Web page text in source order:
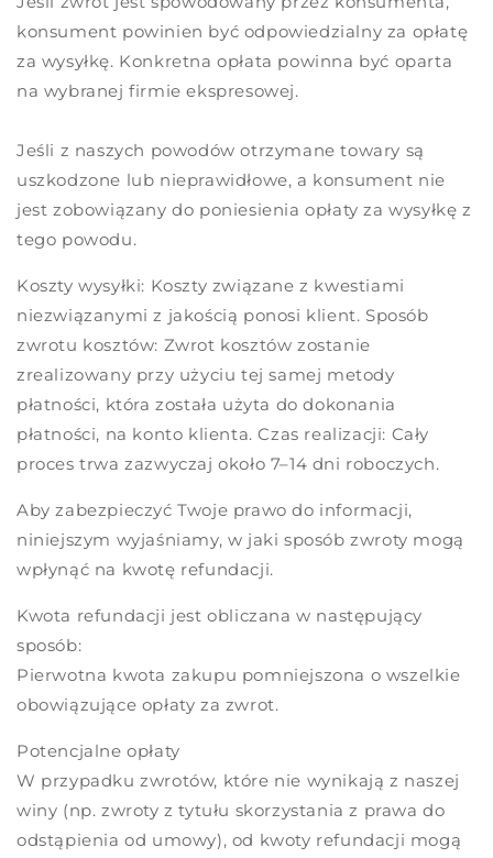
konsument powinien być odpowiedzialny za opłatę
za wysyłkę. Konkretna opłata powinna być oparta
na wybranej firmie ekspresowej.
Jeśli z naszych powodów otrzymane towary są
uszkodzone lub nieprawidłowe, a konsument nie
jest zobowiązany do poniesienia opłaty za wysyłkę z
tego powodu.
Koszty wysyłki: Koszty związane z kwestiami
niezwiązanymi z jakością ponosi klient. Sposób
zwrotu kosztów: Zwrot kosztów zostanie
zrealizowany przy użyciu tej samej metody
płatności, która została użyta do dokonania
płatności, na konto klienta. Czas realizacji: Cały
proces trwa zazwyczaj około 7–14 dni roboczych.
Aby zabezpieczyć Twoje prawo do informacji,
niniejszym wyjaśniamy, w jaki sposób zwroty mogą
wpłynąć na kwotę refundacji.
Kwota refundacji jest obliczana w następujący
sposób:
Pierwotna kwota zakupu pomniejszona o wszelkie
obowiązujące opłaty za zwrot.
Potencjalne opłaty
W przypadku zwrotów, które nie wynikają z naszej
winy (np. zwroty z tytułu skorzystania z prawa do
odstąpienia od umowy), od kwoty refundacji mogą